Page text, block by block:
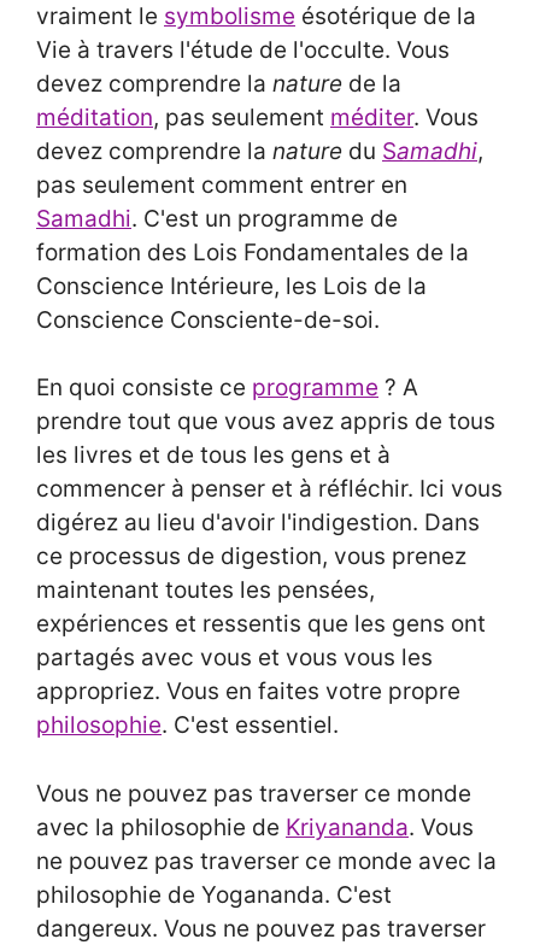
vraiment le symbolisme ésotérique de la
Vie à travers l'étude de l'occulte. Vous
devez comprendre la nature de la
méditation, pas seulement méditer. Vous
devez comprendre la nature du Samadhi,
pas seulement comment entrer en
Samadhi. C'est un programme de
formation des Lois Fondamentales de la
Conscience Intérieure, les Lois de la
Conscience Consciente-de-soi.
En quoi consiste ce programme ? A
prendre tout que vous avez appris de tous
les livres et de tous les gens et à
commencer à penser et à réfléchir. Ici vous
digérez au lieu d'avoir l'indigestion. Dans
ce processus de digestion, vous prenez
maintenant toutes les pensées,
expériences et ressentis que les gens ont
partagés avec vous et vous vous les
appropriez. Vous en faites votre propre
philosophie. C'est essentiel.
Vous ne pouvez pas traverser ce monde
avec la philosophie de Kriyananda. Vous
ne pouvez pas traverser ce monde avec la
philosophie de Yogananda. C'est
dangereux. Vous ne pouvez pas traverser